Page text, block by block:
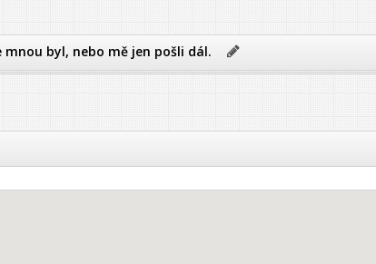
byl, nebo mě jen pošli dál.